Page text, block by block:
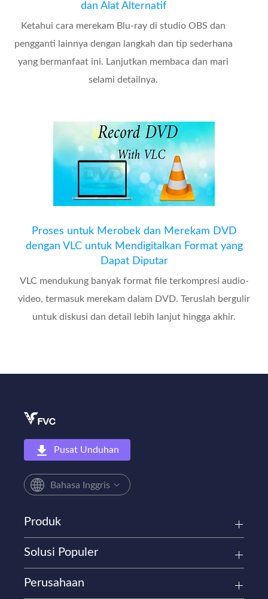
dan Alat Alternatif
Ketahui cara merekam Blu-ray di studio OBS dan
pengganti lainnya dengan langkah dan tip sederhana
yang bermanfaat ini. Lanjutkan membaca dan mari
selami detailnya.
Proses untuk Merobek dan Merekam DVD
dengan VLC untuk Mendigitalkan Format yang
Dapat Diputar
VLC mendukung banyak format file terkompresi audio-
video, termasuk merekam dalam DVD. Teruslah bergulir
untuk diskusi dan detail lebih lanjut hingga akhir.
Pusat Unduhan
Bahasa Inggris
Produk
Solusi Populer
Perusahaan